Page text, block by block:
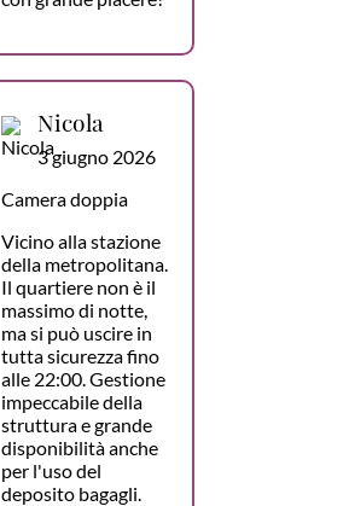
Nicola
3 giugno 2026
Camera doppia
Vicino alla stazione
della metropolitana.
Il quartiere non è il
massimo di notte,
ma si può uscire in
tutta sicurezza fino
alle 22:00. Gestione
impeccabile della
struttura e grande
disponibilità anche
per l'uso del
deposito bagagli.